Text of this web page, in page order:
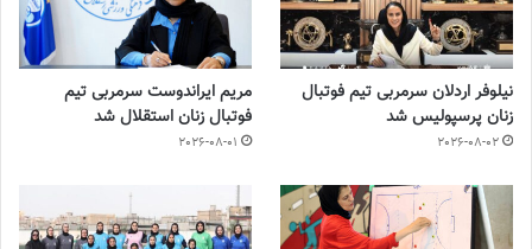
نیلوفر اردلان سرمربی تیم فوتبال
زنان پرسپولیس شد
2026-08-02
مریم ایراندوست سرمربی تیم
فوتبال زنان استقلال شد
2026-08-01